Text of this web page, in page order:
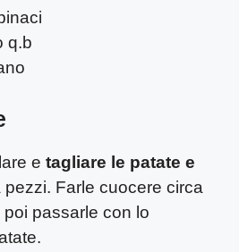
q.b
e tagliare le patate e
pezzi. Farle cuocere circa
poi passarle con lo